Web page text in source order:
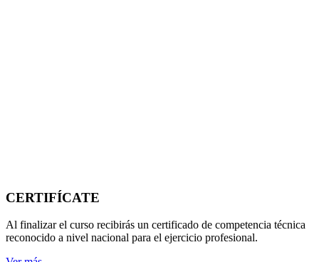
CERTIFÍCATE
Al finalizar el curso recibirás un certificado de competencia técnica
reconocido a nivel nacional para el ejercicio profesional.